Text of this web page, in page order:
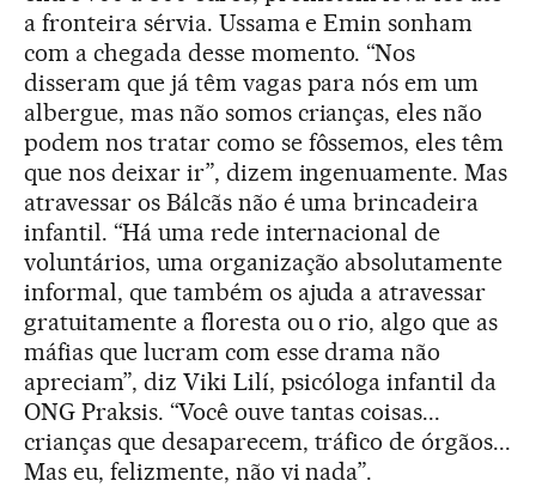
a fronteira sérvia. Ussama e Emin sonham
com a chegada desse momento. “Nos
disseram que já têm vagas para nós em um
albergue, mas não somos crianças, eles não
podem nos tratar como se fôssemos, eles têm
que nos deixar ir”, dizem ingenuamente. Mas
atravessar os Bálcãs não é uma brincadeira
infantil. “Há uma rede internacional de
voluntários, uma organização absolutamente
informal, que também os ajuda a atravessar
gratuitamente a floresta ou o rio, algo que as
máfias que lucram com esse drama não
apreciam”, diz Viki Lilí, psicóloga infantil da
ONG Praksis. “Você ouve tantas coisas...
crianças que desaparecem, tráfico de órgãos...
Mas eu, felizmente, não vi nada”.